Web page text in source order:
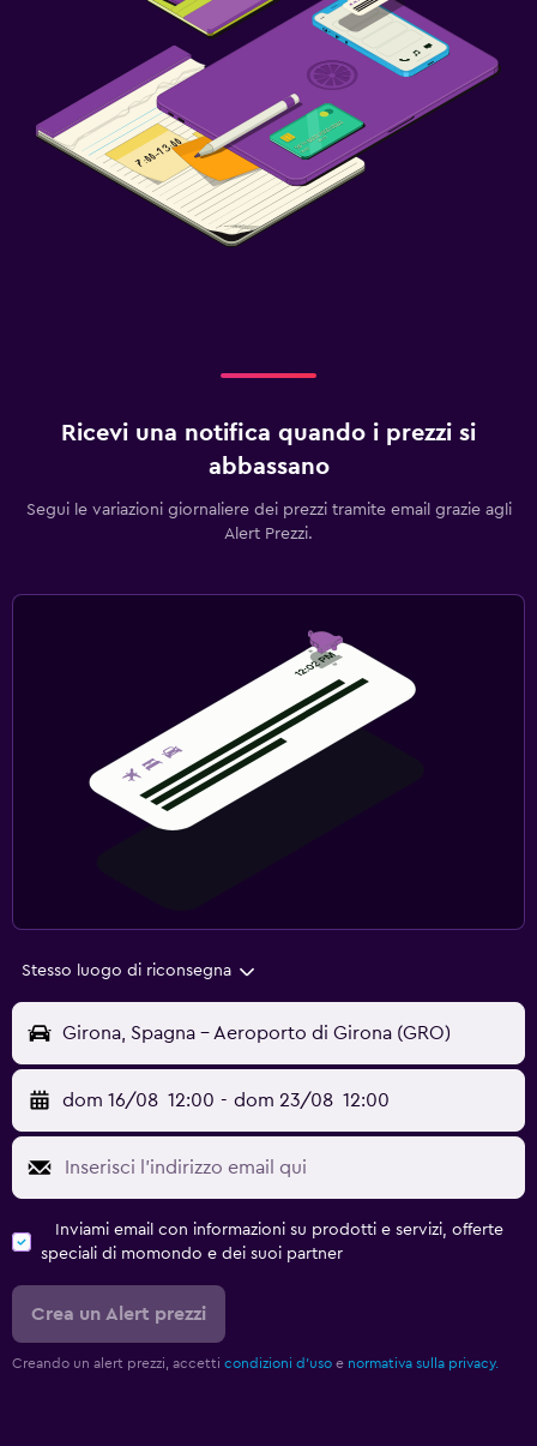
Ricevi una notifica quando i prezzi si
abbassano
Segui le variazioni giornaliere dei prezzi tramite email grazie agli
Alert Prezzi.
Stesso luogo di riconsegna
Girona, Spagna - Aeroporto di Girona (GRO)
dom 16/08 12:00 - dom 23/08 12:00
Inviami email con informazioni su prodotti e servizi, offerte
speciali di momondo e dei suoi partner
Crea un Alert prezzi
Creando un alert prezzi, accetti condizioni d'uso e normativa sulla privacy.